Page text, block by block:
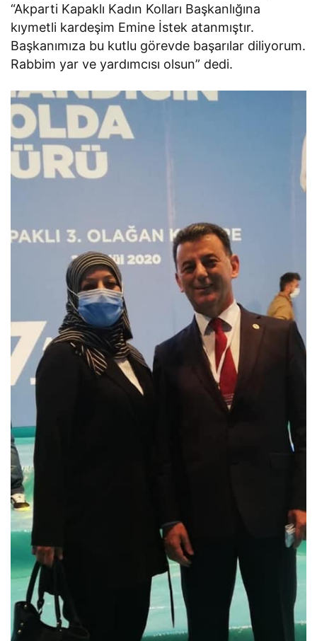
“Akparti Kapaklı Kadın Kolları Başkanlığına
kıymetli kardeşim Emine İstek atanmıştır.
Başkanımıza bu kutlu görevde başarılar diliyorum.
Rabbim yar ve yardımcısı olsun” dedi.